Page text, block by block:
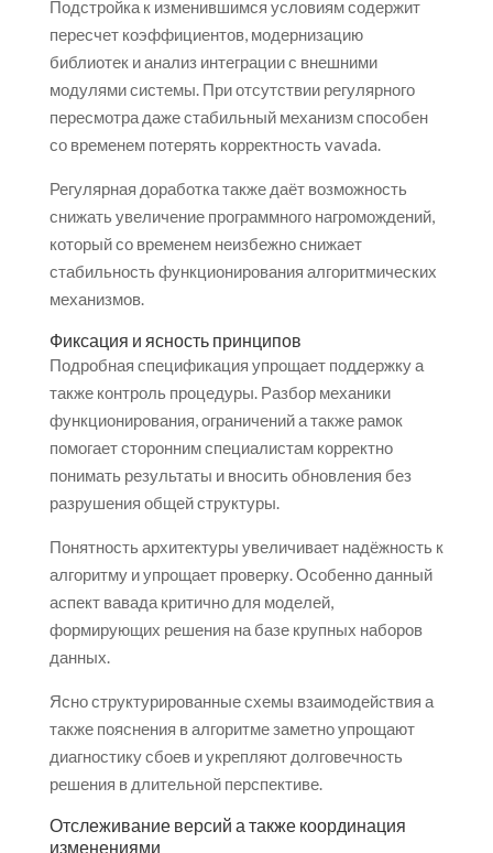
Подстройка к изменившимся условиям содержит
пересчет коэффициентов, модернизацию
библиотек и анализ интеграции с внешними
модулями системы. При отсутствии регулярного
пересмотра даже стабильный механизм способен
со временем потерять корректность vavada.
Регулярная доработка также даёт возможность
снижать увеличение программного нагромождений,
который со временем неизбежно снижает
стабильность функционирования алгоритмических
механизмов.
Фиксация и ясность принципов
Подробная спецификация упрощает поддержку а
также контроль процедуры. Разбор механики
функционирования, ограничений а также рамок
помогает сторонним специалистам корректно
понимать результаты и вносить обновления без
разрушения общей структуры.
Понятность архитектуры увеличивает надёжность к
алгоритму и упрощает проверку. Особенно данный
аспект вавада критично для моделей,
формирующих решения на базе крупных наборов
данных.
Ясно структурированные схемы взаимодействия а
также пояснения в алгоритме заметно упрощают
диагностику сбоев и укрепляют долговечность
решения в длительной перспективе.
Отслеживание версий а также координация
изменениями